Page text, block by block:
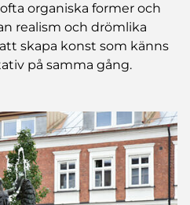
organiska former och
realism och drömlika
skapa konst som känns
på samma gång.